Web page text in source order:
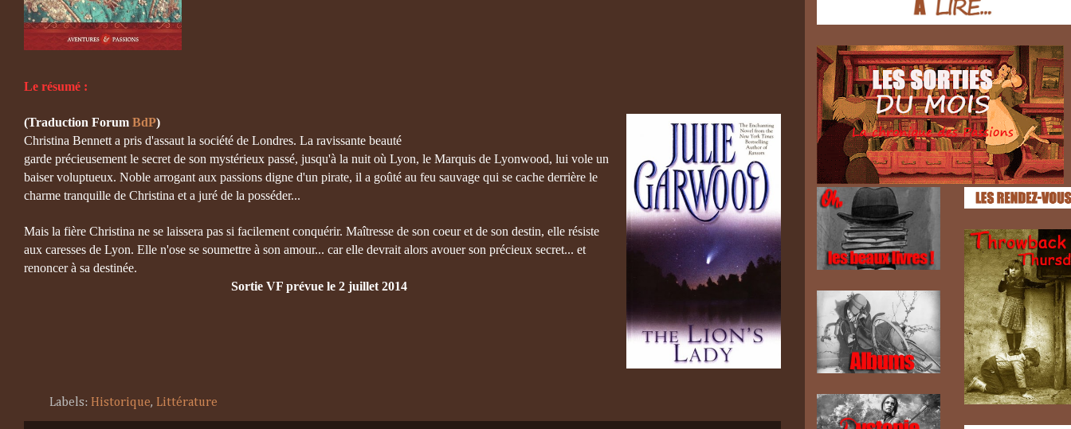
Le résumé :
(Traduction Forum BdP)
Christina Bennett a pris d'assaut la société de Londres. La ravissante beauté
garde précieusement le secret de son mystérieux passé, jusqu'à la nuit où Lyon, le Marquis de Lyonwood, lui vole un
baiser voluptueux. Noble arrogant aux passions digne d'un pirate, il a goûté au feu sauvage qui se cache derrière le
charme tranquille de Christina et a juré de la posséder...
Mais la fière Christina ne se laissera pas si facilement conquérir. Maîtresse de son coeur et de son destin, elle résiste
aux caresses de Lyon. Elle n'ose se soumettre à son amour... car elle devrait alors avouer son précieux secret... et
renoncer à sa destinée.
Sortie VF prévue le 2 juillet 2014
Labels: Historique, Littérature